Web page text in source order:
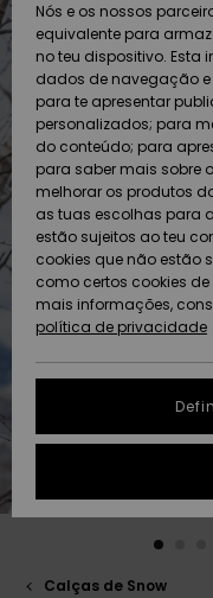
SURF
SNOW
DUPLA
PROMO
AJUDA
SUSTAINABILITY
PRESENTE
DESEJO
Calças de Snow
Nós e os nossos
equivalente para
no teu dispositivo.
dados de navegação e
para te apresentar
personalizados; para
do conteúdo; para
para saber mais sobre
melhorar os produtos
as tuas escolhas para
estão sujeitos ao teu
cookies que não estão
como certos cookies
mais informações,
política de privacidade